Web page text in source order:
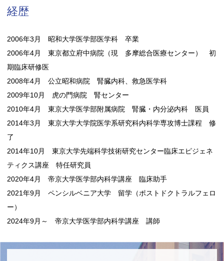
経歴
2006年3月 昭和大学医学部医学科 卒業
2006年4月 東京都立府中病院（現 多摩総合医療センター） 初
期臨床研修医
2008年4月 公立昭和病院 腎臓内科、救急医学科
2009年10月 虎の門病院 腎センター
2010年4月 東京大学医学部附属病院 腎臓・内分泌内科 医員
2014年3月 東京大学大学院医学系研究科内科学専攻博士課程 修
了
2014年10月 東京大学先端科学技術研究センター臨床エピジェネ
ティクス講座 特任研究員
2020年4月 帝京大学医学部内科学講座 臨床助手
2021年9月 ペンシルベニア大学 留学（ポストドクトラルフェロ
ー）
2024年9月～ 帝京大学医学部内科学講座 講師